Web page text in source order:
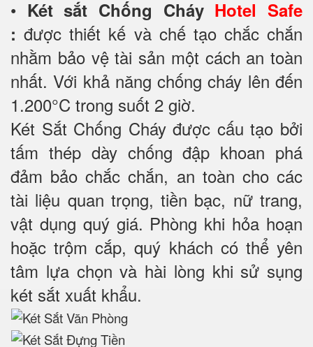
• Két sắt Chống Cháy Hotel Safe
: được thiết kế và chế tạo chắc chắn
nhằm bảo vệ tài sản một cách an toàn
nhất. Với khả năng chống cháy lên đến
1.200°C trong suốt 2 giờ.
Két Sắt Chống Cháy được cấu tạo bởi
tấm thép dày chống đập khoan phá
đảm bảo chắc chắn, an toàn cho các
tài liệu quan trọng, tiền bạc, nữ trang,
vật dụng quý giá. Phòng khi hỏa hoạn
hoặc trộm cắp, quý khách có thể yên
tâm lựa chọn và hài lòng khi sử sụng
két sắt xuất khẩu.